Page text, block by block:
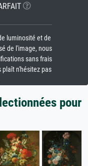
luminosité et de
de l'image, nous
sans frais
plaît n'hésitez pas
pour